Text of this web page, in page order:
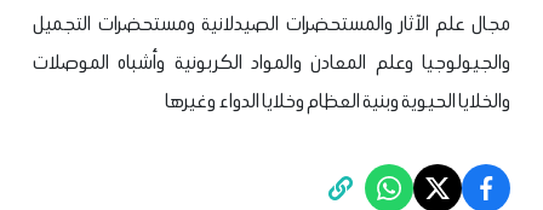
مجال علم الآثار والمستحضرات الصيدلانية ومستحضرات التجميل
والجيولوجيا وعلم المعادن والمواد الكربونية وأشباه الموصلات
والخلايا الحيوية وبنية العظام وخلايا الدواء وغيرها